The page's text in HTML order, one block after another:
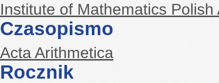
Institute of Mathematics
Czasopismo
Acta Arithmetica
Rocznik